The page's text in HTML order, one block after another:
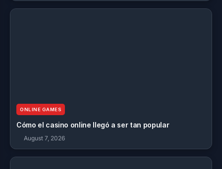
ONLINE GAMES
Cómo el casino online llegó a ser tan popular
August 7, 2026